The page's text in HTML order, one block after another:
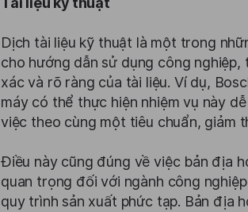
Dịch tài liệu kỹ thuật là một trong
cho hướng dẫn sử dụng công
xác và rõ ràng của tài liệu. Ví dụ,
máy có thể thực hiện nhiệm vụ này
việc theo cùng một tiêu chuẩn, giảm
Điều này cũng đúng về việc bản địa
quan trọng đối với ngành công
quy trình sản xuất phức tạp. Bản địa